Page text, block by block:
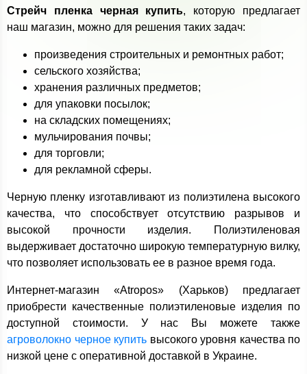
Стрейч пленка черная купить, которую предлагает
наш магазин, можно для решения таких задач:
произведения строительных и ремонтных работ;
сельского хозяйства;
хранения различных предметов;
для упаковки посылок;
на складских помещениях;
мульчирования почвы;
для торговли;
для рекламной сферы.
Черную пленку изготавливают из полиэтилена высокого
качества, что способствует отсутствию разрывов и
высокой прочности изделия. Полиэтиленовая
выдерживает достаточно широкую температурную вилку,
что позволяет использовать ее в разное время года.
Интернет-магазин «Atropos» (Харьков) предлагает
приобрести качественные полиэтиленовые изделия по
доступной стоимости. У нас Вы можете также
агроволокно черное купить высокого уровня качества по
низкой цене с оперативной доставкой в Украине.